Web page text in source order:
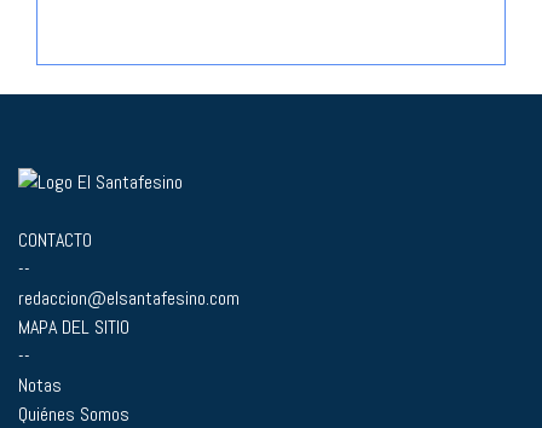
CONTACTO
--
redaccion@elsantafesino.com
MAPA DEL SITIO
--
Notas
Quiénes Somos